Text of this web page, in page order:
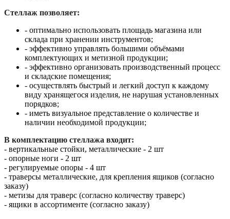
Стеллаж позволяет:
- оптимально использовать площадь магазина или
склада при хранении инструментов;
- эффективно управлять большими объёмами
комплектующих и метизной продукции;
- эффективно организовать производственный процесс
и складские помещения;
- осуществлять быстрый и легкий доступ к каждому
виду хранящегося изделия, не нарушая установленных
порядков;
- иметь визуальное представление о количестве и
наличии необходимой продукции;
В комплектацию стеллажа входит:
- вертикальные стойки, металлические - 2 шт
- опорные ноги - 2 шт
- регулируемые опоры - 4 шт
- траверсы металлические, для крепления ящиков (согласно
заказу)
- метизы для траверс (согласно количеству траверс)
- ящики в ассортименте (согласно заказу)